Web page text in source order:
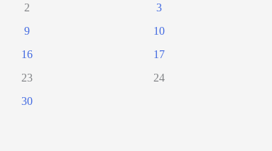
2 3
9 10
16 17
23 24
30